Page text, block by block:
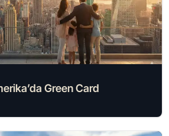
Green Card